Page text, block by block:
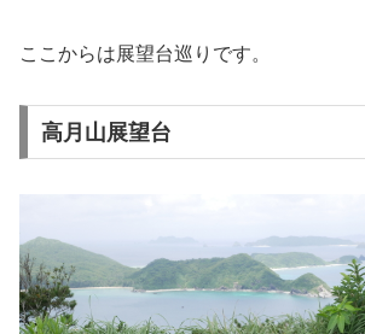
ここからは展望台巡りです。
高月山展望台